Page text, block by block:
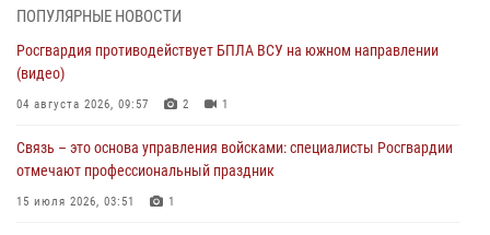
04 августа 2026, 09:57 2
Росгвардия приняла участие в обеспечении безопасности Дня
города в Екатеринбурге
03 августа 2026, 07:43 3
Росгвардия приняла участие в межведомственном
антитеррористическом учении в Свердловской области
31 июля 2026, 12:27 1
ПОПУЛЯРНЫЕ НОВОСТИ
Росгвардия противодействует БПЛА ВСУ на южном направлении
(видео)
04 августа 2026, 09:57 2 1
Связь – это основа управления войсками: специалисты Росгвардии
отмечают профессиональный праздник
15 июля 2026, 03:51 1